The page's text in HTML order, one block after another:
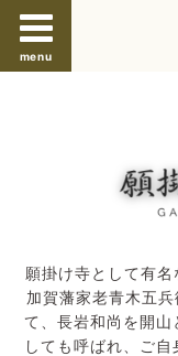
menu
願掛け寺として有
加賀藩家老青木五
て、長岩和尚を開
しても呼ばれ、ご